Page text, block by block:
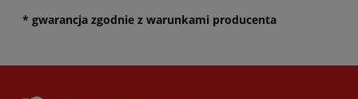
* gwarancja zgodnie z warunkami producenta